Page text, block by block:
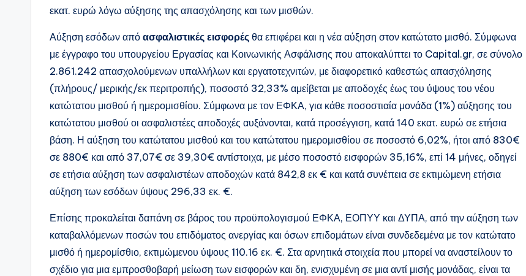
εκατ. ευρώ λόγω αύξησης της απασχόλησης και των μισθών.
Αύξηση εσόδων από ασφαλιστικές εισφορές θα επιφέρει και η νέα αύξηση στον κατώτατο μισθό. Σύμφωνα
με έγγραφο του υπουργείου Εργασίας και Κοινωνικής Ασφάλισης που αποκαλύπτει το Capital.gr, σε σύνολο
2.861.242 απασχολούμενων υπαλλήλων και εργατοτεχνιτών, με διαφορετικό καθεστώς απασχόλησης
(πλήρους/ μερικής/εκ περιτροπής), ποσοστό 32,33% αμείβεται με αποδοχές έως του ύψους του νέου
κατώτατου μισθού ή ημερομισθίου. Σύμφωνα με τον ΕΦΚΑ, για κάθε ποσοστιαία μονάδα (1%) αύξησης του
κατώτατου μισθού οι ασφαλιστέες αποδοχές αυξάνονται, κατά προσέγγιση, κατά 140 εκατ. ευρώ σε ετήσια
βάση. Η αύξηση του κατώτατου μισθού και του κατώτατου ημερομισθίου σε ποσοστό 6,02%, ήτοι από 830€
σε 880€ και από 37,07€ σε 39,30€ αντίστοιχα, με μέσο ποσοστό εισφορών 35,16%, επί 14 μήνες, οδηγεί
σε ετήσια αύξηση των ασφαλιστέων αποδοχών κατά 842,8 εκ € και κατά συνέπεια σε εκτιμώμενη ετήσια
αύξηση των εσόδων ύψους 296,33 εκ. €.
Επίσης προκαλείται δαπάνη σε βάρος του προϋπολογισμού ΕΦΚΑ, ΕΟΠΥΥ και ΔΥΠΑ, από την αύξηση των
καταβαλλόμενων ποσών του επιδόματος ανεργίας και όσων επιδομάτων είναι συνδεδεμένα με τον κατώτατο
μισθό ή ημερομίσθιο, εκτιμώμενου ύψους 110.16 εκ. €. Στα αρνητικά στοιχεία που μπορεί να αναστείλουν το
σχέδιο για μια εμπροσθοβαρή μείωση των εισφορών και δη, ενισχυμένη σε μια αντί μισής μονάδας, είναι τα